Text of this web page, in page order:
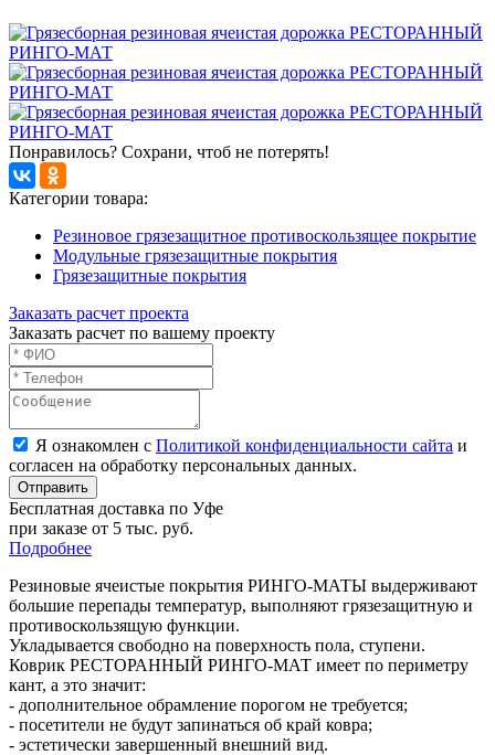
Понравилось? Сохрани, чтоб не потерять!
Категории товара:
Резиновое грязезащитное противоскользящее покрытие
Модульные грязезащитные покрытия
Грязезащитные покрытия
Заказать расчет проекта
Заказать расчет по вашему проекту
Я ознакомлен с Политикой конфиденциальности сайта и
согласен на обработку персональных данных.
Отправить
Бесплатная доставка по Уфе
при заказе от 5 тыс. руб.
Подробнее
Резиновые ячеистые покрытия РИНГО-МАТЫ выдерживают
большие перепады температур, выполняют грязезащитную и
противоскользящую функции.
Укладывается свободно на поверхность пола, ступени.
Коврик РЕСТОРАННЫЙ РИНГО-МАТ имеет по периметру
кант, а это значит:
- дополнительное обрамление порогом не требуется;
- посетители не будут запинаться об край ковра;
- эстетически завершенный внешний вид.